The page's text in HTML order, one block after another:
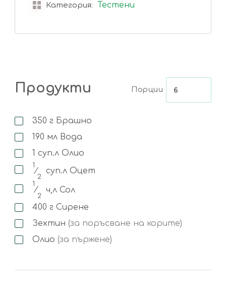
Категория: Тестени
Продукти Порции
350 г Брашно
190 мл Вода
1 суп.л Олио
1
⁄
2
суп.л Оцет
1
⁄
2
ч,л Сол
400 г Сирене
Зехтин (за поръсване на корите)
Олио (за пържене)